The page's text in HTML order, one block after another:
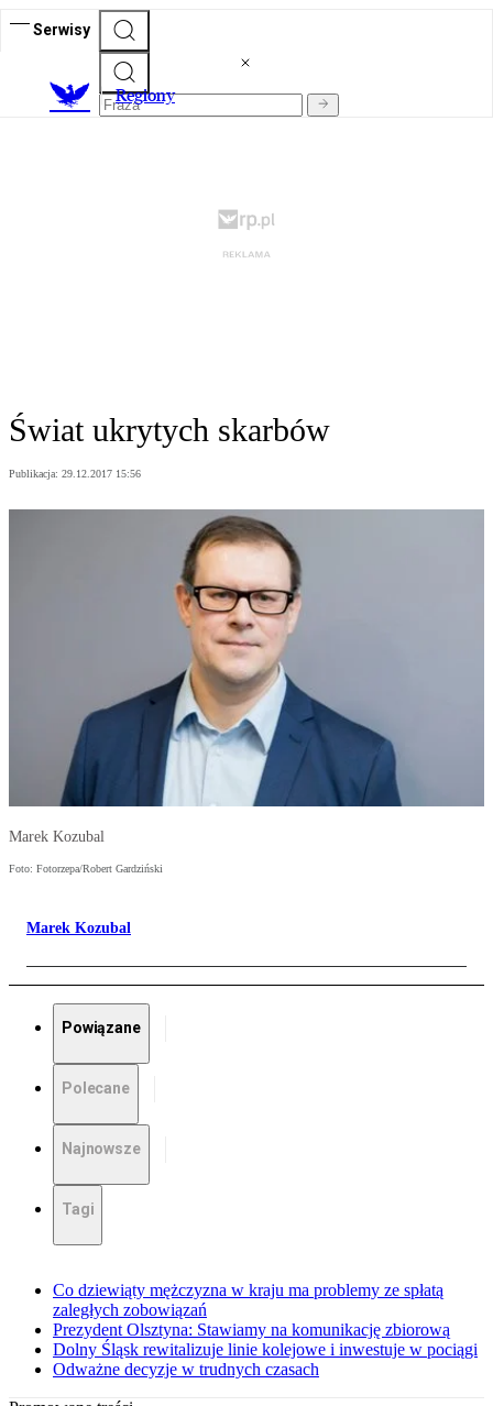
Serwisy
Regiony
Świat ukrytych skarbów
Publikacja: 29.12.2017 15:56
Marek Kozubal
Foto: Fotorzepa/Robert Gardziński
Marek Kozubal
Powiązane
Polecane
Najnowsze
Tagi
Co dziewiąty mężczyzna w kraju ma problemy ze spłatą
zaległych zobowiązań
Prezydent Olsztyna: Stawiamy na komunikację zbiorową
Dolny Śląsk rewitalizuje linie kolejowe i inwestuje w pociągi
Odważne decyzje w trudnych czasach